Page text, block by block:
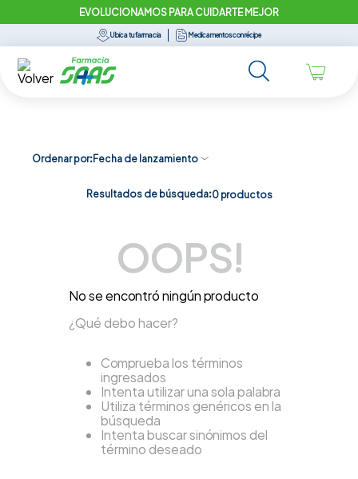
EVOLUCIONAMOS PARA CUIDARTE MEJOR
Ubica tu farmacia Medicamentos con récipe
Ordenar por Fecha de lanzamiento
Resultados de búsqueda:0 productos
OOPS!
No se encontró ningún producto
¿Qué debo hacer?
Comprueba los términos
ingresados
Intenta utilizar una sola palabra
Utiliza términos genéricos en la
búsqueda
Intenta buscar sinónimos del
término deseado